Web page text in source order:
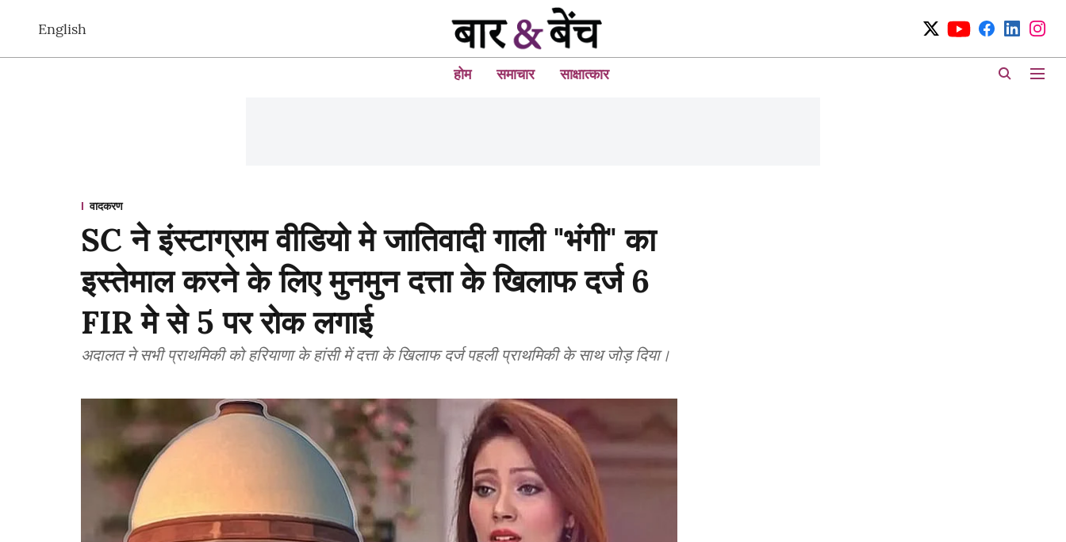
English
होम समाचार साक्षात्कार
वादकरण
SC ने इंस्टाग्राम वीडियो मे जातिवादी गाली "भंगी" का
इस्तेमाल करने के लिए मुनमुन दत्ता के खिलाफ दर्ज 6
FIR मे से 5 पर रोक लगाई
अदालत ने सभी प्राथमिकी को हरियाणा के हांसी में दत्ता के खिलाफ दर्ज पहली प्राथमिकी के साथ जोड़ दिया।